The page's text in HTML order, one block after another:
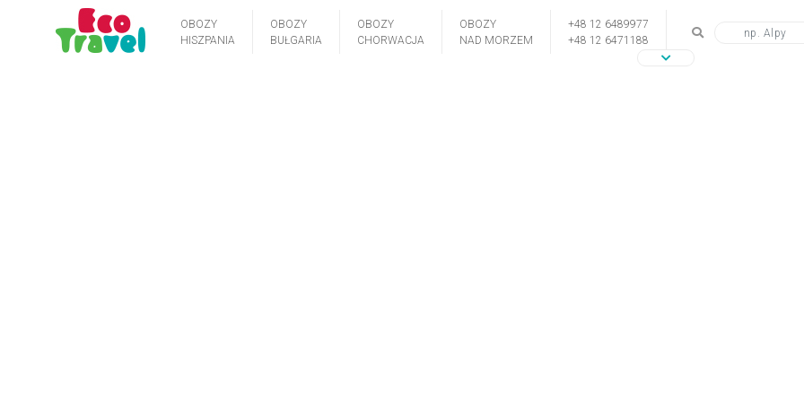
OBOZY
HISZPANIA
OBOZY
BUŁGARIA
OBOZY
CHORWACJA
OBOZY
NAD MORZEM
+48 12 6489977
+48 12 6471188